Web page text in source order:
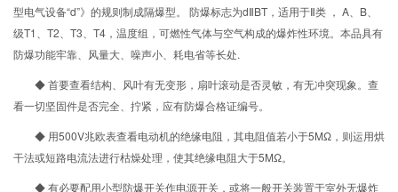
型电气设备“d”》的规则制成隔爆型。 防爆标志为dⅡBT，适用于Ⅱ类 ， A、B、
级T1、T2、T3、T4，温度组，可燃性气体与空气构成的爆炸性环境。本品具有
防爆功能牢靠、风量大、噪声小、耗电省等长处.
◆ 首要查看结构、风叶有无变形，扇叶滚动是否灵敏，有无冲突现象。查
看一切坚固件是否完全、拧紧，应有防爆合格证编号。
◆ 用500V兆欧表查看电动机的绝缘电阻，其电阻值若小于5MΩ，则运用烘
干法或短路电流法进行枯燥处理，使其绝缘电阻大于5MΩ。
◆ 有必要配用小型防爆开关作电源开关，或将一般开关装置于室外无爆炸